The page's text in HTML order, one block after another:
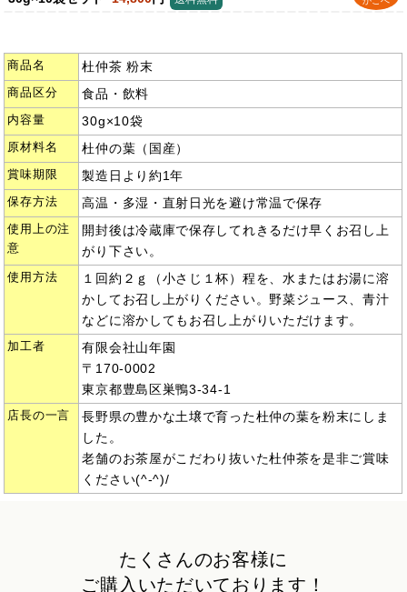
商品名 杜仲茶 粉末
商品区分 食品・飲料
内容量 30g×10袋
原材料名 杜仲の葉（国産）
賞味期限 製造日より約1年
保存方法 高温・多湿・直射日光を避け常温で保存
使用上の注
意
開封後は冷蔵庫で保存してれきるだけ早くお召し上
がり下さい。
使用方法
１回約２ｇ（小さじ１杯）程を、水またはお湯に溶
かしてお召し上がりください。野菜ジュース、青汁
などに溶かしてもお召し上がりいただけます。
加工者
有限会社山年園
〒170-0002
東京都豊島区巣鴨3-34-1
店長の一言
長野県の豊かな土壌で育った杜仲の葉を粉末にしま
した。
老舗のお茶屋がこだわり抜いた杜仲茶を是非ご賞味
ください(^-^)/
たくさんのお客様に
ご購入いただいております！